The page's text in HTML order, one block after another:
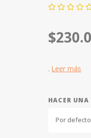
. Leer más
HACER UNA
Por